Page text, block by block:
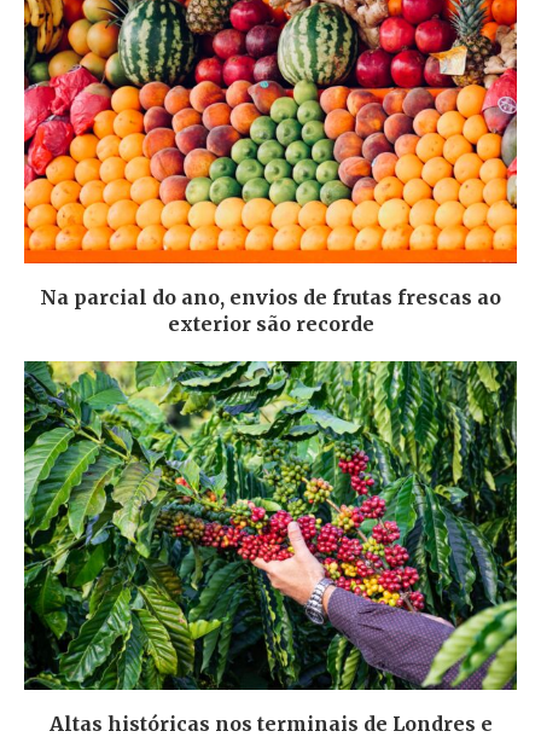
Na parcial do ano, envios de frutas frescas ao
exterior são recorde
Altas históricas nos terminais de Londres e